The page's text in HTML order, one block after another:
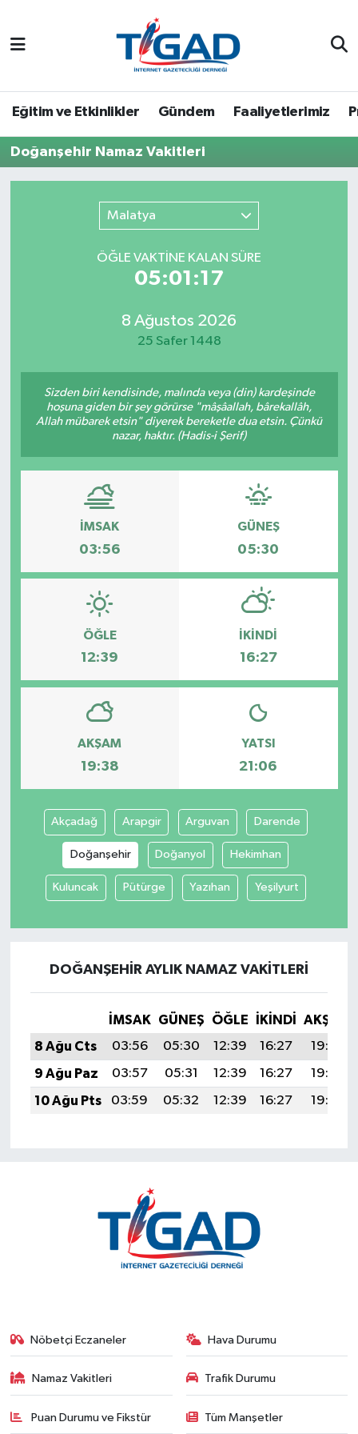
Eğitim ve Etkinlikler Gündem Faaliyetlerimiz
Doğanşehir Namaz Vakitleri
Malatya
ÖĞLE VAKTİNE KALAN SÜRE
05:01:17
8 Ağustos 2026
25 Safer 1448
Sizden biri kendisinde, malında veya (din) kardeşinde
hoşuna giden bir şey görürse "mâşâallah, bârekallâh,
Allah mübarek etsin" diyerek bereketle dua etsin. Çünkü
nazar, haktır. (Hadis-i Şerif)
İMSAK
03:56
GÜNEŞ
05:30
ÖĞLE
12:39
İKINDI
16:27
AKŞAM
19:38
YATSI
21:06
Akçadağ Arapgir Arguvan Darende
Doğanşehir Doğanyol Hekimhan
Kuluncak Pütürge Yazıhan Yeşilyurt
DOĞANŞEHIR AYLIK NAMAZ VAKITLERI
İMSAK GÜNEŞ ÖĞLE İKINDI
AKŞAM
8 Ağu Cts
03:56 05:30 12:39 16:27
19:38
9 Ağu Paz
03:57 05:31 12:39 16:27
19:37
10 Ağu Pts
03:59 05:32 12:39 16:27 19:36
Nöbetçi Eczaneler Hava Durumu
Namaz Vakitleri Trafik Durumu
Puan Durumu ve Fikstür Tüm Manşetler
Nöbetçi Eczaneler
Trafik Durumu
Puan Durumu ve Fikstür
Tüm Manşetler